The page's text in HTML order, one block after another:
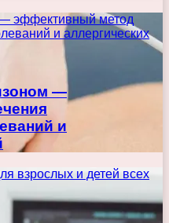
эффективный метод
и аллергических
—
и
взрослых и детей всех